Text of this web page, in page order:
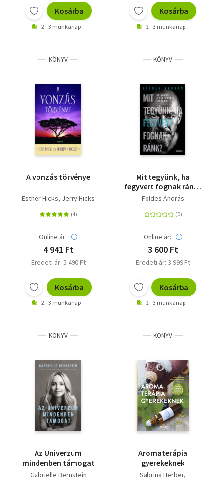
Kosárba
2 - 3 munkanap
Kosárba
2 - 3 munkanap
KÖNYV
A vonzás törvénye
Esther Hicks Jerry Hicks
Online ár:
4 941 Ft
Eredeti ár: 5 490 Ft
Kosárba
2 - 3 munkanap
KÖNYV
Mit tegyünk, ha
fegyvert fognak ránk?
- Útikönyv a felfordult
Földes András
Online ár:
3 600 Ft
Eredeti ár: 3 999 Ft
Kosárba
2 - 3 munkanap
KÖNYV
Az Univerzum
mindenben támogat
Gabrielle Bernstein
KÖNYV
Aromaterápia
gyerekeknek
Sabrina Herber